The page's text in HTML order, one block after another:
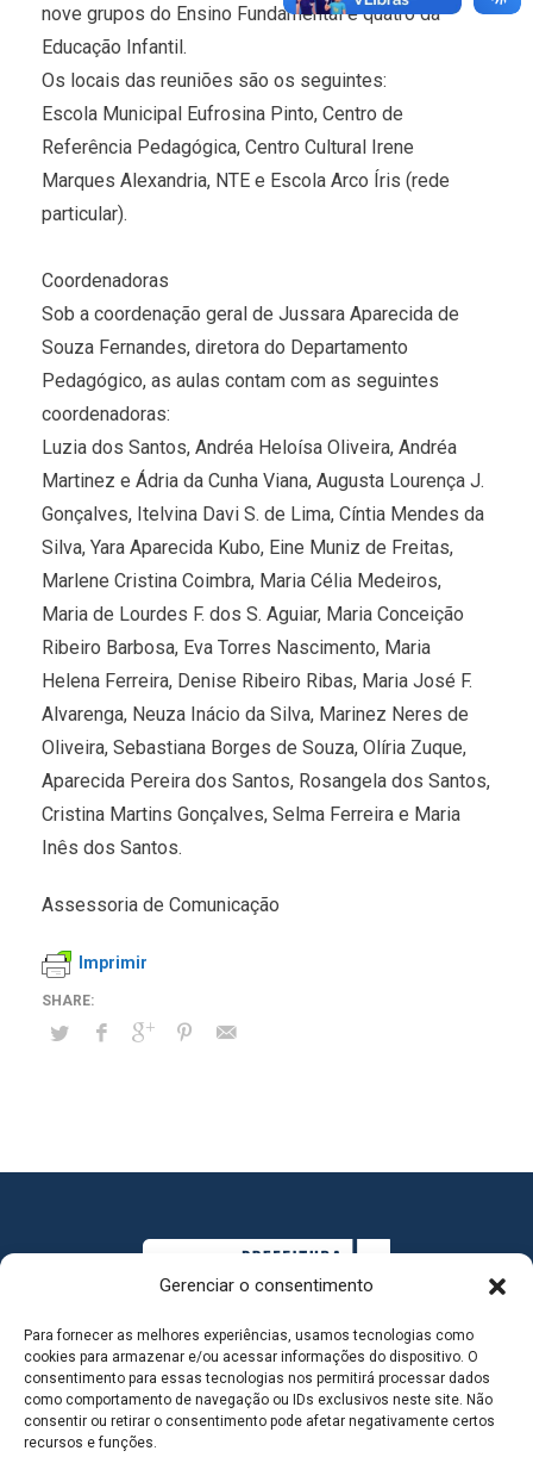
Gerenciar o consentimento
Para fornecer as melhores experiências, usamos tecnologias como
cookies para armazenar e/ou acessar informações do dispositivo. O
consentimento para essas tecnologias nos permitirá processar dados
como comportamento de navegação ou IDs exclusivos neste site. Não
consentir ou retirar o consentimento pode afetar negativamente certos
recursos e funções.
nove grupos do Ensino Fundamental e quatro da
Educação Infantil.
Os locais das reuniões são os seguintes:
Escola Municipal Eufrosina Pinto, Centro de
Referência Pedagógica, Centro Cultural Irene
Marques Alexandria, NTE e Escola Arco Íris (rede
particular).
Coordenadoras
Sob a coordenação geral de Jussara Aparecida de
Souza Fernandes, diretora do Departamento
Pedagógico, as aulas contam com as seguintes
coordenadoras:
Luzia dos Santos, Andréa Heloísa Oliveira, Andréa
Martinez e Ádria da Cunha Viana, Augusta Lourença J.
Gonçalves, Itelvina Davi S. de Lima, Cíntia Mendes da
Silva, Yara Aparecida Kubo, Eine Muniz de Freitas,
Marlene Cristina Coimbra, Maria Célia Medeiros,
Maria de Lourdes F. dos S. Aguiar, Maria Conceição
Ribeiro Barbosa, Eva Torres Nascimento, Maria
Helena Ferreira, Denise Ribeiro Ribas, Maria José F.
Alvarenga, Neuza Inácio da Silva, Marinez Neres de
Oliveira, Sebastiana Borges de Souza, Olíria Zuque,
Aparecida Pereira dos Santos, Rosangela dos Santos,
Cristina Martins Gonçalves, Selma Ferreira e Maria
Inês dos Santos.
Assessoria de Comunicação
Imprimir
MAPA DO SITE